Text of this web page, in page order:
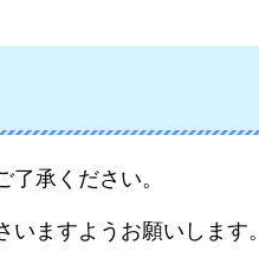
承ください。
ますようお願いします。